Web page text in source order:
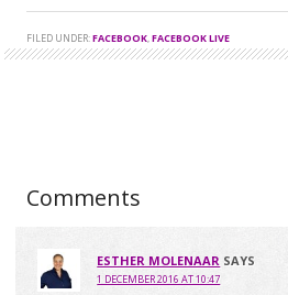
FILED UNDER:FACEBOOK,FACEBOOK LIVE
Comments
ESTHER MOLENAAR SAYS
1 DECEMBER 2016 AT 10:47